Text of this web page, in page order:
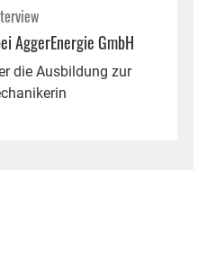
AggerEnergie GmbH
die Ausbildung zur